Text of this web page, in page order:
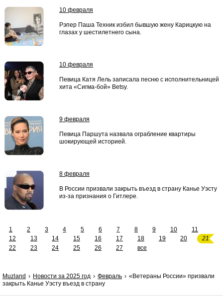
10 февраля
Рэпер Паша Техник избил бывшую жену Карицкую на
глазах у шестилетнего сына.
10 февраля
Певица Катя Лель записала песню с исполнительницей
хита «Сигма-бой» Betsy.
9 февраля
Певица Паршута назвала ограбление квартиры
шокирующей историей.
8 февраля
В России призвали закрыть въезд в страну Канье Уэсту
из-за признания о Гитлере.
1 2 3 4 5 6 7 8 9 10
11
12
13 14 15 16 17 18 19 20
21
22
23 24 25 26 27 все
Muzland Новости за 2025 год Февраль
«Ветераны России» призвали
закрыть Канье Уэсту въезд в страну